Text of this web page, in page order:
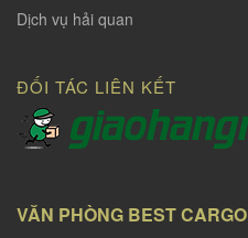
Dịch vụ hải quan
ĐỐI TÁC LIÊN KẾT
VĂN PHÒNG BEST